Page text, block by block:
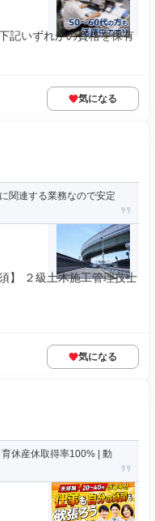
記いずれかの資格を保有
気になる
関連する業務なので安定
】 ２級土木施工管理技士
気になる
休産休取得率100% | 動